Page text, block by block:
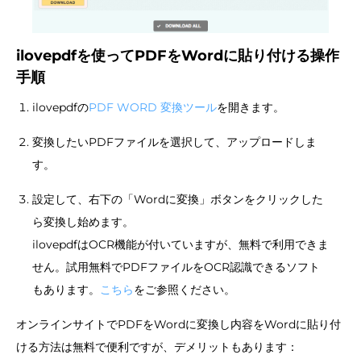
ilovepdfを使ってPDFをWordに貼り付ける操作
手順
ilovepdfのPDF WORD 変換ツールを開きます。
変換したいPDFファイルを選択して、アップロードしま
す。
設定して、右下の「Wordに変換」ボタンをクリックした
ら変換し始めます。
ilovepdfはOCR機能が付いていますが、無料で利用できま
せん。試用無料でPDFファイルをOCR認識できるソフト
もあります。 こちらをご参照ください。
オンラインサイトでPDFをWordに変換し内容をWordに貼り付
ける方法は無料で便利ですが、デメリットもあります：